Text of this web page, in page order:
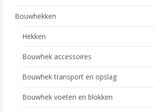
Bouwhekken
Hekken
Bouwhek accessoires
Bouwhek transport en opslag
Bouwhek voeten en blokken